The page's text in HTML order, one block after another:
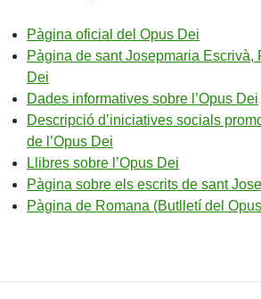
Pàgina oficial del Opus Dei
Pàgina de sant Josepmaria Escrivà,
Dei
Dades informatives sobre l’Opus Dei
Descripció d’iniciatives socials
de l’Opus Dei
Llibres sobre l’Opus Dei
Pàgina sobre els escrits de sant
Pàgina de Romana (Butlletí del